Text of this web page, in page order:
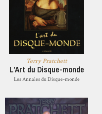
Terry Pratchett
L'Art du Disque-monde
Les Annales du Disque-monde